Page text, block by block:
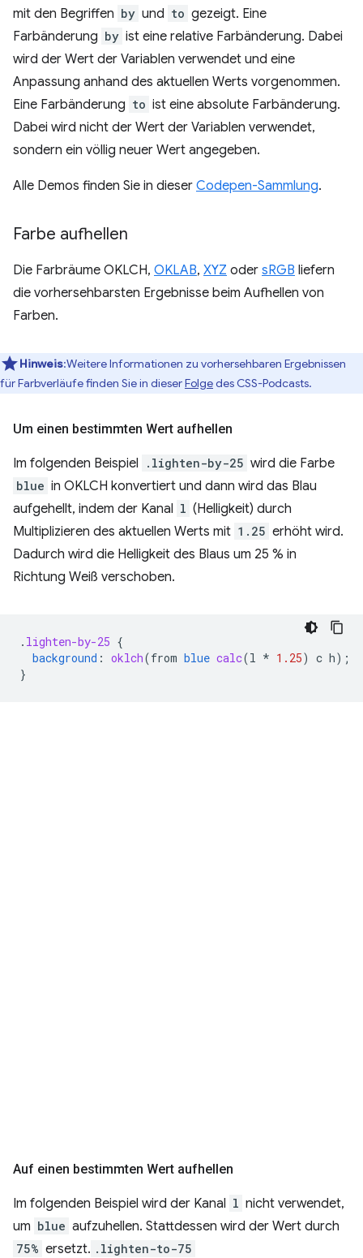
mit den Begriffen by und to gezeigt. Eine
Farbänderung by ist eine relative Farbänderung. Dabei
wird der Wert der Variablen verwendet und eine
Anpassung anhand des aktuellen Werts vorgenommen.
Eine Farbänderung to ist eine absolute Farbänderung.
Dabei wird nicht der Wert der Variablen verwendet,
sondern ein völlig neuer Wert angegeben.
Alle Demos finden Sie in dieser Codepen-Sammlung.
Farbe aufhellen
Die Farbräume OKLCH, OKLAB, XYZ oder sRGB liefern
die vorhersehbarsten Ergebnisse beim Aufhellen von
Farben.
Hinweis:Weitere Informationen zu vorhersehbaren Ergebnissen
für Farbverläufe finden Sie in dieserFolgedes CSS-Podcasts.
Um einen bestimmten Wert aufhellen
Im folgenden Beispiel .lighten-by-25 wird die Farbe
blue in OKLCH konvertiert und dann wird das Blau
aufgehellt, indem der Kanal l (Helligkeit) durch
Multiplizieren des aktuellen Werts mit 1.25 erhöht wird.
Dadurch wird die Helligkeit des Blaus um 25 % in
Richtung Weiß verschoben.
. lighten-by-25 {
background : oklch(from blue calc(l * 1.25) c h);
}
Auf einen bestimmten Wert aufhellen
Im folgenden Beispiel wird der Kanal l nicht verwendet,
um blue aufzuhellen. Stattdessen wird der Wert durch
75% ersetzt. .lighten-to-75